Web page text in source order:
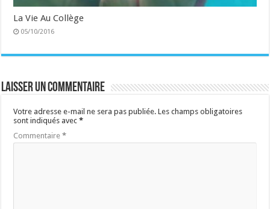
La Vie Au Collège
05/10/2016
Laisser un commentaire
Votre adresse e-mail ne sera pas publiée. Les champs obligatoires
sont indiqués avec*
Commentaire*